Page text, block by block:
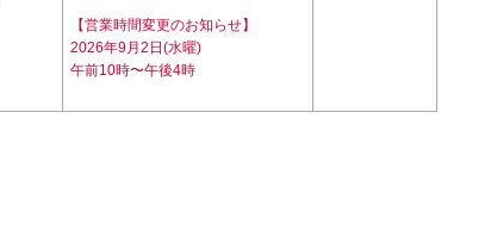
【営業時間変更のお知らせ】
2026年9月2日(水曜)
午前10時〜午後4時